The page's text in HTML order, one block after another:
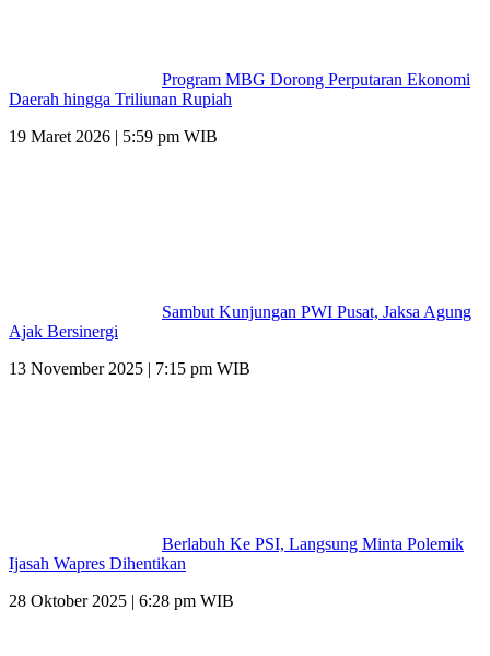
Program MBG Dorong Perputaran Ekonomi
Daerah hingga Triliunan Rupiah
19 Maret 2026 | 5:59 pm WIB
Sambut Kunjungan PWI Pusat, Jaksa Agung
Ajak Bersinergi
13 November 2025 | 7:15 pm WIB
Berlabuh Ke PSI, Langsung Minta Polemik
Ijasah Wapres Dihentikan
28 Oktober 2025 | 6:28 pm WIB